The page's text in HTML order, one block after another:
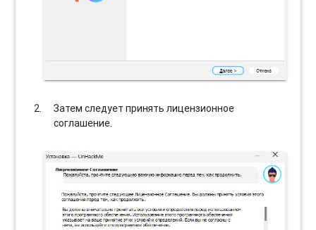
Затем следует принять лицензионное
соглашение.